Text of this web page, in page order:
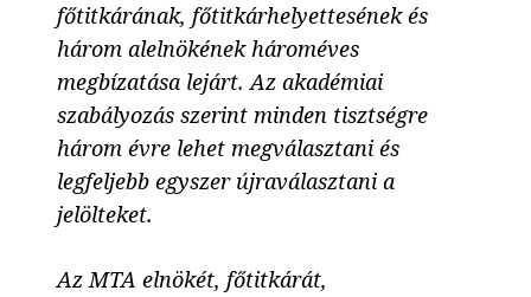
főtitkárának, főtitkárhelyettesének és
három alelnökének hároméves
megbízatása lejárt. Az akadémiai
szabályozás szerint minden tisztségre
három évre lehet megválasztani és
legfeljebb egyszer újraválasztani a
jelölteket.
Az MTA elnökét, főtitkárát,